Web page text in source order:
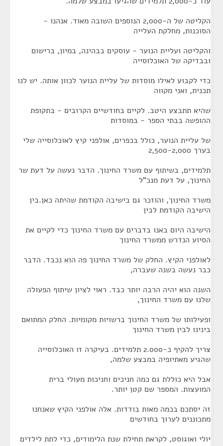
הקליטה של ה-2,000 הנוספים השובה מאוד. אנהנו -
הסוכנות, מחלקת העלייה
והקליטה ועליית הנוער - עוסקים בבהינה, במיון, ברישום
ובבדיקה של האוכלוסייה
כדי לקבוע לאילו מוסדות של עליית הנוער לכוון אותה. יש לנו
תכנית, ואני מקווה
שהיא תתבצע היטב. לקיים בחודשיים הקרובים - בתקופת
ההופשה בבתי הספר - במוסדות
של עליית הנוער, כולל בכפרים, אולפני קיץ לאוכלוסייה שלי
בערך 2,500-2,000
תלמידים, בשיתוף עם משרד החינוך. הדבר נעשה על דעת שר
החינוך, על דעת מנכ"ל
משרד החינוך, והוזכר גם בישיבה הקודמת שהיתה כאן.בין
הישיבה הקודמת לבין
הישיבה היום באנו בדברים עם משרד החינוך כדי לקיים את
הסיוע הנדרש ממשרד החינוך
לאולפני הקיץ. החלק של משרד החינוך פה הוא נכבד. הדבר
כבר נעשה בשנה שעברה,
השנה הוא יהיה הרבה יותר כבד. ראוי לציון שיתוף הפעולה
שלנו עם משרד החינוך,
ופעילותו של משרד החינוך ברשויות מקומיות. החלק המתואם
בינינו לבין משרד החינוך
צריך להקיף כ-2.000 תלמידים. בעיקרה זו האוכלוסייה
שהגיע מאתיופיה במבצע שלמה,
אבל היא כוללת גם כמה חניכים וחניכות מעולי ברית
המועצות. המספר שם קטן יותר.
זה יסתכם בכמה מאות בודדות. אלה אולפני הקיץ שאנחנו
מתכוננים לערוך בחודשים
יולי ואוגוסט, לקראת תחילת שנת הלימודים, כדי לתת לילדים